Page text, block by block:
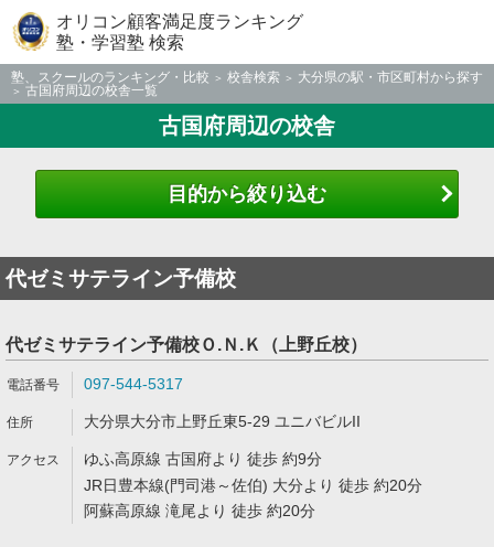
オリコン顧客満足度ランキング
塾・学習塾 検索
塾、スクールのランキング・比較 校舎検索
大分県の駅・市区町村から探す
古国府周辺の校舎一覧
古国府周辺の校舎
目的から絞り込む
代ゼミサテライン予備校
代ゼミサテライン予備校Ｏ.Ｎ.Ｋ（上野丘校）
097-544-5317
大分県大分市上野丘東5-29 ユニバビルII
ゆふ高原線 古国府より 徒歩 約9分
JR日豊本線(門司港～佐伯) 大分より 徒歩 約20分
阿蘇高原線 滝尾より 徒歩 約20分